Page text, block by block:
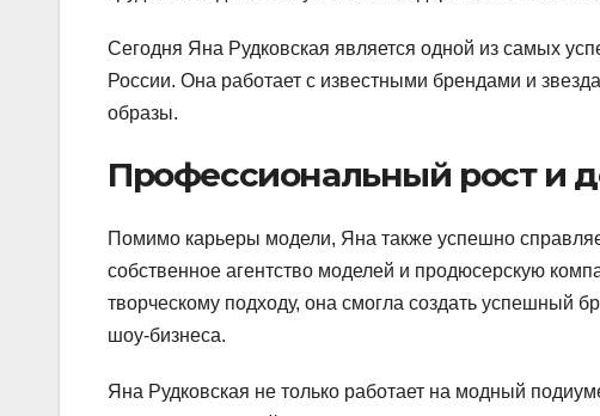
Сегодня Яна Рудковская является одной из самых
России. Она работает с известными брендами и
образы.
Профессиональный рост и
Помимо карьеры модели, Яна также успешно
собственное агентство моделей и продюсерскую
творческому подходу, она смогла создать успешный
шоу-бизнеса.
Яна Рудковская не только работает на модный